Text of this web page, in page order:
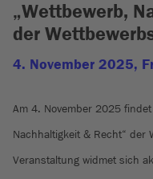
„Wettbewerb,
der
4. November 2025,
Am 4. November 2025
Nachhaltigkeit & Recht“ der
Veranstaltung widmet sich